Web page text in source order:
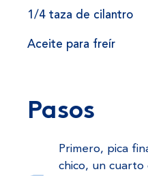
1/4 taza de cilantro
Aceite para freír
Pasos
Primero, pica
chico, un